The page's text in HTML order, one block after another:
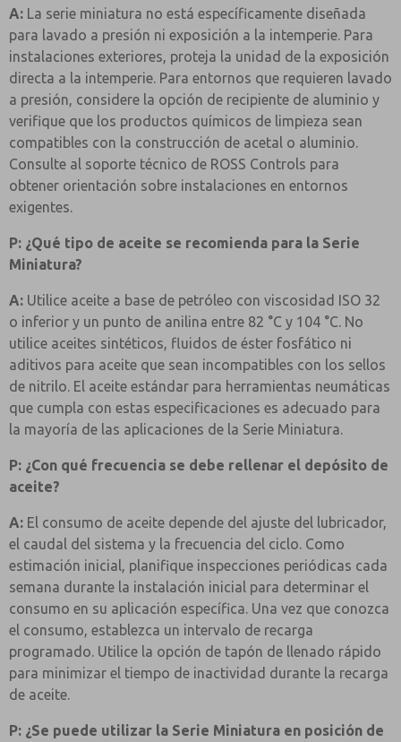
A: La serie miniatura no está específicamente diseñada
para lavado a presión ni exposición a la intemperie. Para
instalaciones exteriores, proteja la unidad de la exposición
directa a la intemperie. Para entornos que requieren lavado
a presión, considere la opción de recipiente de aluminio y
verifique que los productos químicos de limpieza sean
compatibles con la construcción de acetal o aluminio.
Consulte al soporte técnico de ROSS Controls para
obtener orientación sobre instalaciones en entornos
exigentes.
P: ¿Qué tipo de aceite se recomienda para la Serie
Miniatura?
A: Utilice aceite a base de petróleo con viscosidad ISO 32
o inferior y un punto de anilina entre 82 °C y 104 °C. No
utilice aceites sintéticos, fluidos de éster fosfático ni
aditivos para aceite que sean incompatibles con los sellos
de nitrilo. El aceite estándar para herramientas neumáticas
que cumpla con estas especificaciones es adecuado para
la mayoría de las aplicaciones de la Serie Miniatura.
P: ¿Con qué frecuencia se debe rellenar el depósito de
aceite?
A: El consumo de aceite depende del ajuste del lubricador,
el caudal del sistema y la frecuencia del ciclo. Como
estimación inicial, planifique inspecciones periódicas cada
semana durante la instalación inicial para determinar el
consumo en su aplicación específica. Una vez que conozca
el consumo, establezca un intervalo de recarga
programado. Utilice la opción de tapón de llenado rápido
para minimizar el tiempo de inactividad durante la recarga
de aceite.
P: ¿Se puede utilizar la Serie Miniatura en posición de